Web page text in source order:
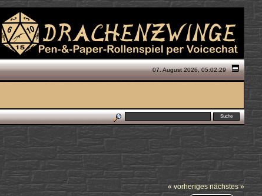
07. August 2026, 05:02:29
« vorheriges nächstes »